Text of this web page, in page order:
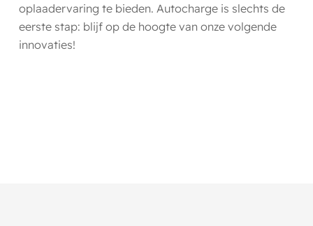
oplaadervaring te bieden. Autocharge is slechts de
eerste stap: blijf op de hoogte van onze volgende
innovaties!